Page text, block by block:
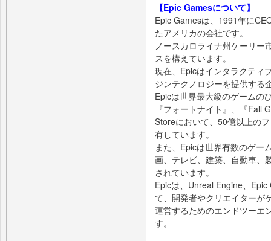
【Epic Gamesについて】
Epic Gamesは、1991年に
たアメリカの会社です。
ノースカロライナ州ケーリ
スを構えています。
現在、Epicはインタラクティ
ジンテクノロジーを提供する
Epicは世界最大級のゲームの
『フォートナイト』、『Fall
Storeにおいて、50億以上の
有しています。
また、Epicは世界有数のゲー
画、テレビ、建築、自動車、
されています。
Epicは、Unreal Engine、
て、開発者やクリエイターが
運営するためのエンドツーエ
す。